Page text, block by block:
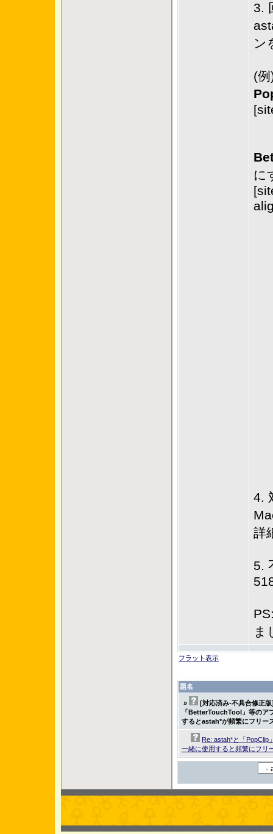
3.
ン
(
に
4.
詳
5.
ま
フラット表示
題名
»
[対応済み-不具合修正
「BetterTouchTool」等のア
するとastah*が頻繁にフリー
Re: astah*と「PopClip
一緒に使用すると頻繁にフリ